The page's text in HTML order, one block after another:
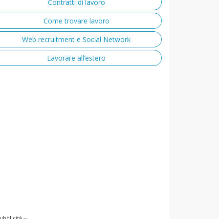
Contratti di lavoro
Come trovare lavoro
Web recruitment e Social Network
Lavorare all’estero